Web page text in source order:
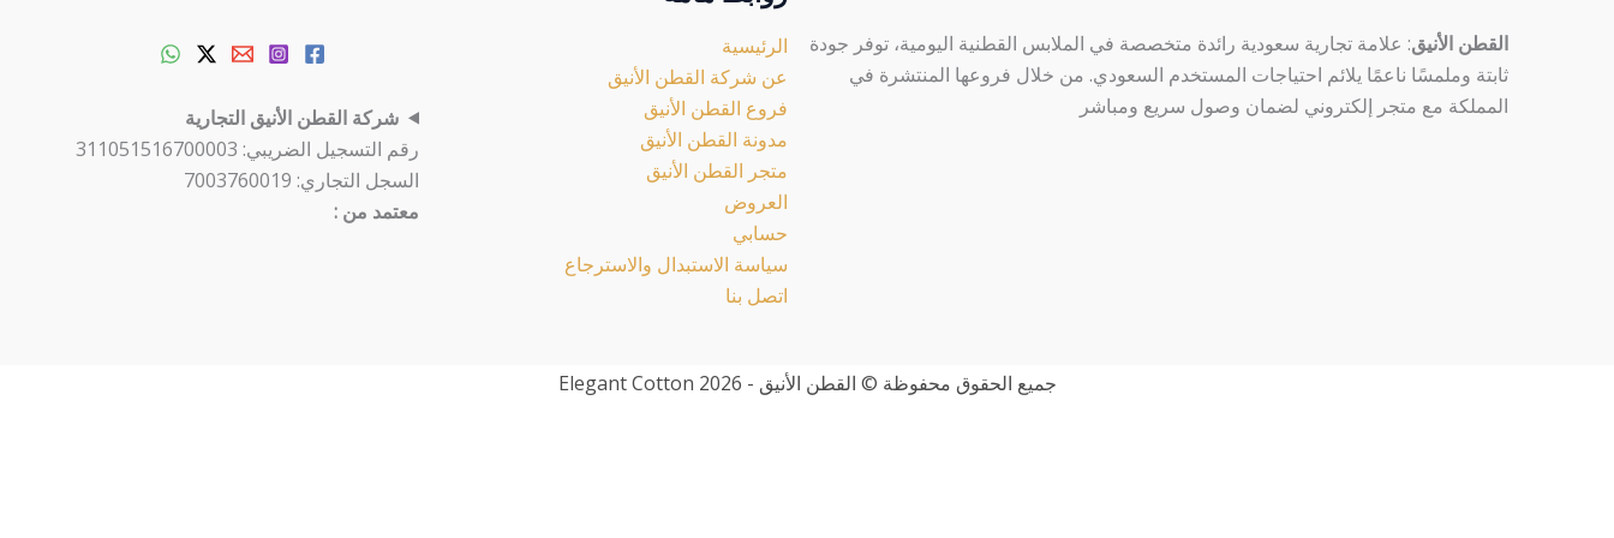
القطن الأنيق: علامة تجارية سعودية رائدة متخصصة في الملابس القطنية اليومية، توفر جودة
ثابتة وملمسًا ناعمًا يلائم احتياجات المستخدم السعودي. من خلال فروعها المنتشرة في
المملكة مع متجر إلكتروني لضمان وصول سريع ومباشر
الرئيسية
عن شركة القطن الأنيق
فروع القطن الأنيق
مدونة القطن الأنيق
متجر القطن الأنيق
العروض
حسابي
سياسة الاستبدال والاسترجاع
اتصل بنا
شركة القطن الأنيق التجارية
رقم التسجيل الضريبي: 311051516700003
السجل التجاري: 7003760019
معتمد من :
جميع الحقوق محفوظة © القطن الأنيق - Elegant Cotton 2026